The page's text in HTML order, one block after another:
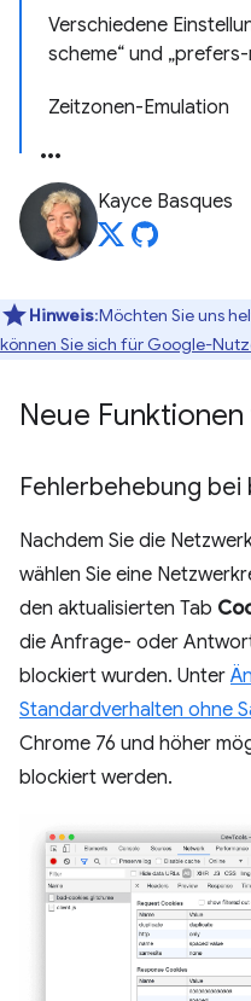
Verschiedene
scheme“ und
Zeitzonen-Emulation
Kayce Basques
Hinweis:Möchten Sie uns
können Sie sich für Google-
Neue
Fehlerbehebung
Nachdem Sie die
wählen Sie eine
den aktualisierten Tab
die Anfrage- oder
blockiert wurden. Unter
Standardverhalten ohne
Chrome 76 und höher
blockiert werden.